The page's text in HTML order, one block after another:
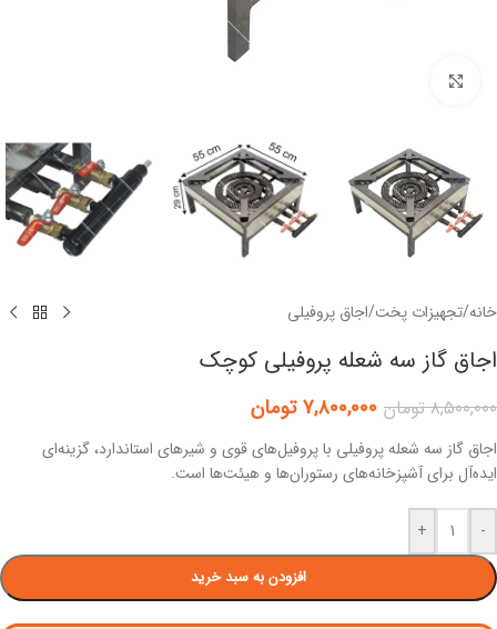
خانه/تجهیزات پخت/اجاق پروفیلی
اجاق گاز سه شعله پروفیلی کوچک
۸,۵۰۰,۰۰۰تومان ۷,۸۰۰,۰۰۰ تومان
اجاق گاز سه شعله پروفیلی با پروفیل‌های قوی و شیرهای استاندارد، گزینه‌ای
ایده‌آل برای آشپزخانه‌های رستوران‌ها و هیئت‌ها است.
-
+
افزودن به سبد خرید